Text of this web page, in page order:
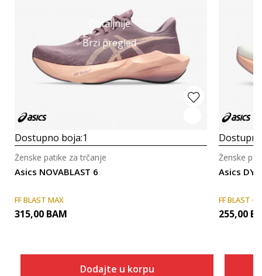
Detaljnije
Brzi pregled
Dostupno boja:1
Asics NOVABLAST 6
Ženske patike za trčanje
FF BLAST MAX
315,00 BAM
Dodajte u korpu
Asics
Ženske
FF BLAST +
255,00